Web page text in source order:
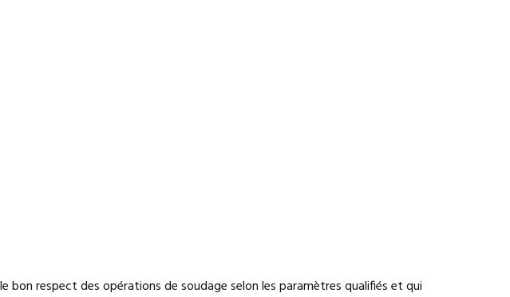
respect des opérations de soudage selon les paramètres qualifiés et qui